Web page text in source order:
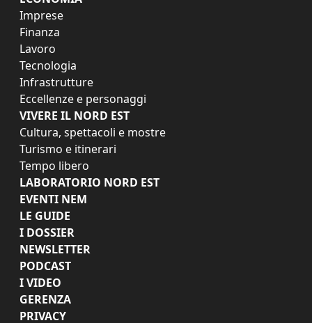
Imprese
Finanza
Lavoro
Tecnologia
Infrastrutture
Eccellenze e personaggi
VIVERE IL NORD EST
Cultura, spettacoli e mostre
Turismo e itinerari
Tempo libero
LABORATORIO NORD EST
EVENTI NEM
LE GUIDE
I DOSSIER
NEWSLETTER
PODCAST
I VIDEO
GERENZA
PRIVACY